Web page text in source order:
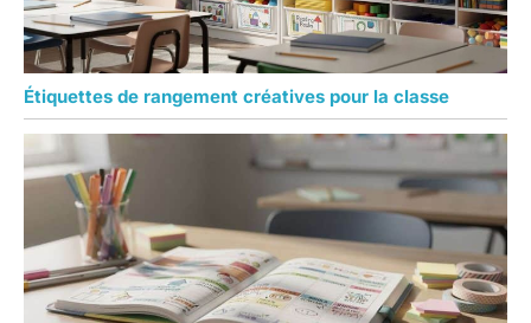
Étiquettes de rangement créatives pour la classe